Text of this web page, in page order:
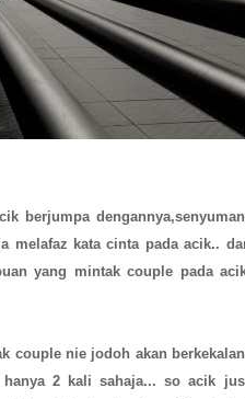
berjumpa
melafaz kata cinta pada acik..
yang mintak couple pada
couple nie jodoh akan
2 kali sahaja... so acik